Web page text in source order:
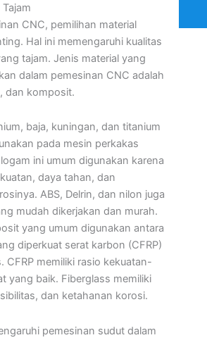
CNC, pemilihan material
Hal ini memengaruhi kualitas
tajam. Jenis material yang
dalam pemesinan CNC adalah
dan komposit.
baja, kuningan, dan titanium
pada mesin perkakas
ini umum digunakan karena
daya tahan, dan
ABS, Delrin, dan nilon juga
mudah dikerjakan dan murah.
yang umum digunakan antara
diperkuat serat karbon (CFRP)
CFRP memiliki rasio kekuatan-
yang baik. Fiberglass memiliki
dan ketahanan korosi.
pemesinan sudut dalam